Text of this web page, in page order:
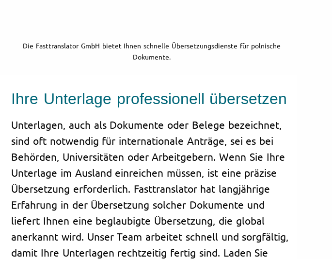
Die Fasttranslator GmbH bietet Ihnen schnelle Übersetzungsdienste für polnische
Dokumente.
Ihre Unterlage professionell übersetzen
Unterlagen, auch als Dokumente oder Belege bezeichnet,
sind oft notwendig für internationale Anträge, sei es bei
Behörden, Universitäten oder Arbeitgebern. Wenn Sie Ihre
Unterlage im Ausland einreichen müssen, ist eine präzise
Übersetzung erforderlich. Fasttranslator hat langjährige
Erfahrung in der Übersetzung solcher Dokumente und
liefert Ihnen eine beglaubigte Übersetzung, die global
anerkannt wird. Unser Team arbeitet schnell und sorgfältig,
damit Ihre Unterlagen rechtzeitig fertig sind. Laden Sie